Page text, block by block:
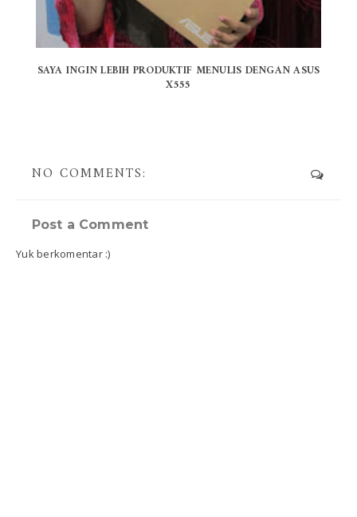
SAYA INGIN LEBIH PRODUKTIF MENULIS DENGAN ASUS
X555
NO COMMENTS:
Post a Comment
Yuk berkomentar :)